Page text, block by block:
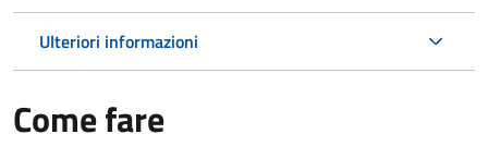
Ulteriori informazioni
Come fare